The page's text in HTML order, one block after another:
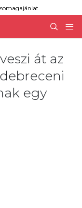
át az
egy